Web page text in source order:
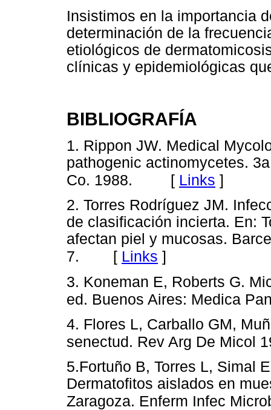
Insistimos en la importancia
determinación de la
etiológicos de
clínicas y epidemiológicas
BIBLIOGRAFÍA
1. Rippon JW. Medical
pathogenic actinomycetes.
Co. 1988.
[ Links ]
2. Torres Rodríguez JM.
de clasificación incierta. En:
afectan piel y mucosas.
7. [ Links ]
3. Koneman E, Roberts G.
ed. Buenos Aires: Medica
4. Flores L, Carballo GM,
senectud. Rev Arg De Micol
5.Fortuño B, Torres L, Simal
Dermatofitos aislados en
Zaragoza. Enferm Infec